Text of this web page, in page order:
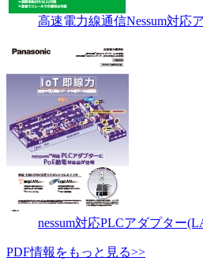
高速電力線通信Nessum対応
nessum対応PLCアダプター
PDF情報をもっと見る>>